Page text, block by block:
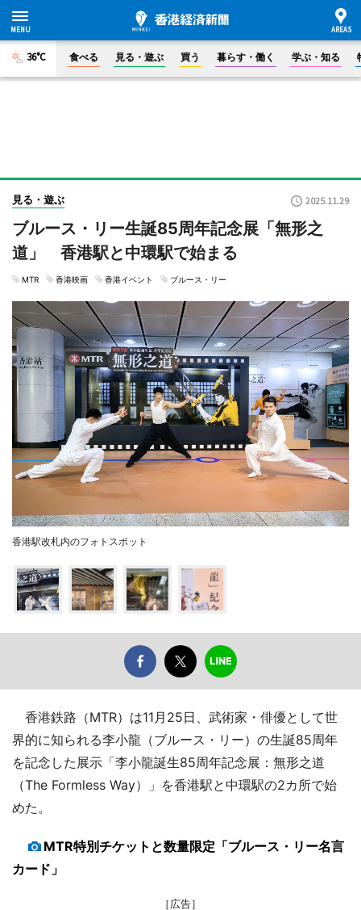
36°C 食べる 見る・遊ぶ 買う 暮らす・働く 学ぶ・知る
見る・遊ぶ 2025.11.29
ブルース・リー生誕85周年記念展「無形之
道」 香港駅と中環駅で始まる
MTR 香港映画 香港イベント ブルース・リー
香港駅改札内のフォトスポット
香港鉄路（MTR）は11月25日、武術家・俳優として世
界的に知られる李小龍（ブルース・リー）の生誕85周年
を記念した展示「李小龍誕生85周年記念展：無形之道
（The Formless Way）」を香港駅と中環駅の2カ所で始
めた。
MTR特別チケットと数量限定「ブルース・リー名言
カード」
［広告］